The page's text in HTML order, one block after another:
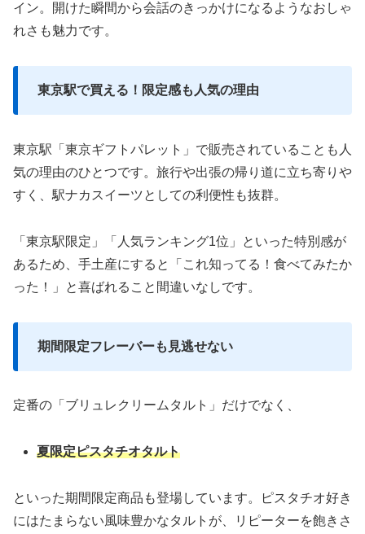
イン。開けた瞬間から会話のきっかけになるようなおしゃ
れさも魅力です。
東京駅で買える！限定感も人気の理由
東京駅「東京ギフトパレット」で販売されていることも人
気の理由のひとつです。旅行や出張の帰り道に立ち寄りや
すく、駅ナカスイーツとしての利便性も抜群。
「東京駅限定」「人気ランキング1位」といった特別感が
あるため、手土産にすると「これ知ってる！食べてみたか
った！」と喜ばれること間違いなしです。
期間限定フレーバーも見逃せない
定番の「ブリュレクリームタルト」だけでなく、
夏限定ピスタチオタルト
といった期間限定商品も登場しています。ピスタチオ好き
にはたまらない風味豊かなタルトが、リピーターを飽きさ